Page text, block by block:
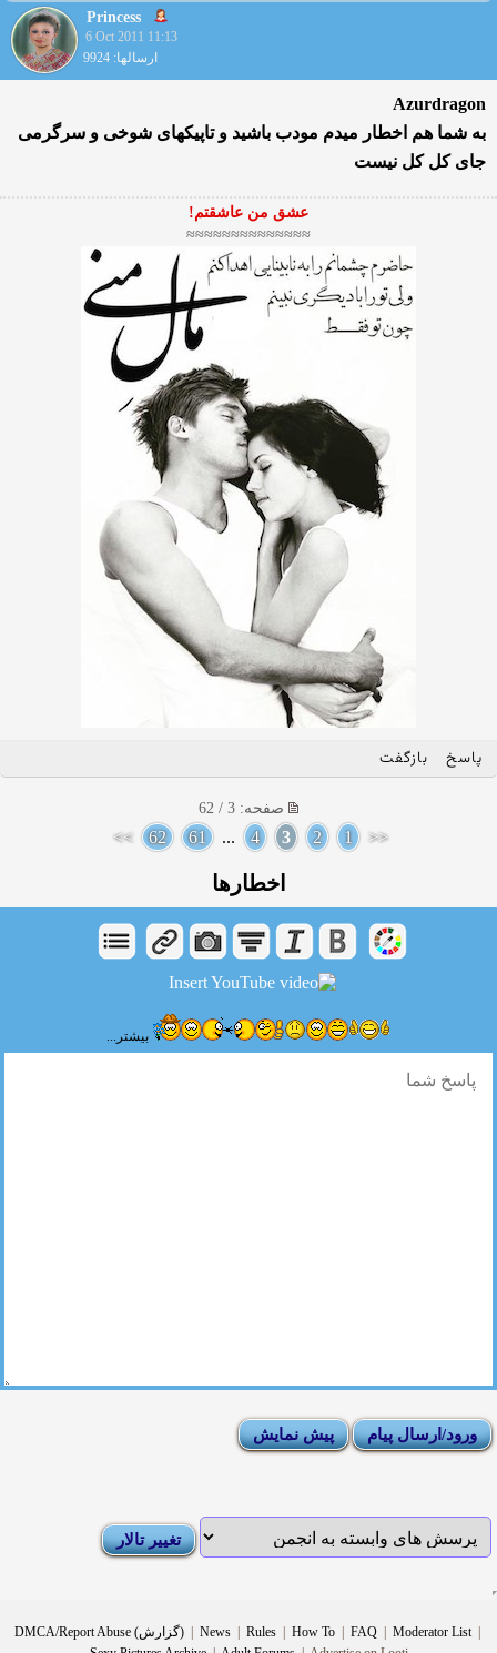
Princess
6 Oct 2011 11:13
ارسالها: 9924
Azurdragon
به شما هم اخطار میدم مودب باشید و تاپیكهای شوخی و سرگرمی
جای كل كل نیست
عشق من عاشقتم!
≈≈≈≈≈≈≈≈≈≈≈≈≈≈
پاسخ بازگفت
صفحه: 3 / 62
<<
1
2
3
4
...
61
62
>>
اخطارها
بیشتر...
DMCA/Report Abuse (گزارش) News Rules How To FAQ Moderator List